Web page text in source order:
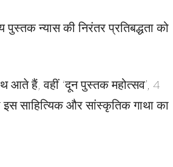
न्यास की निरंतर प्रतिबद्धता को
हैं, वहीं ‘दून पुस्तक महोत्सव’, 4
साहित्यिक और सांस्कृतिक गाथा का